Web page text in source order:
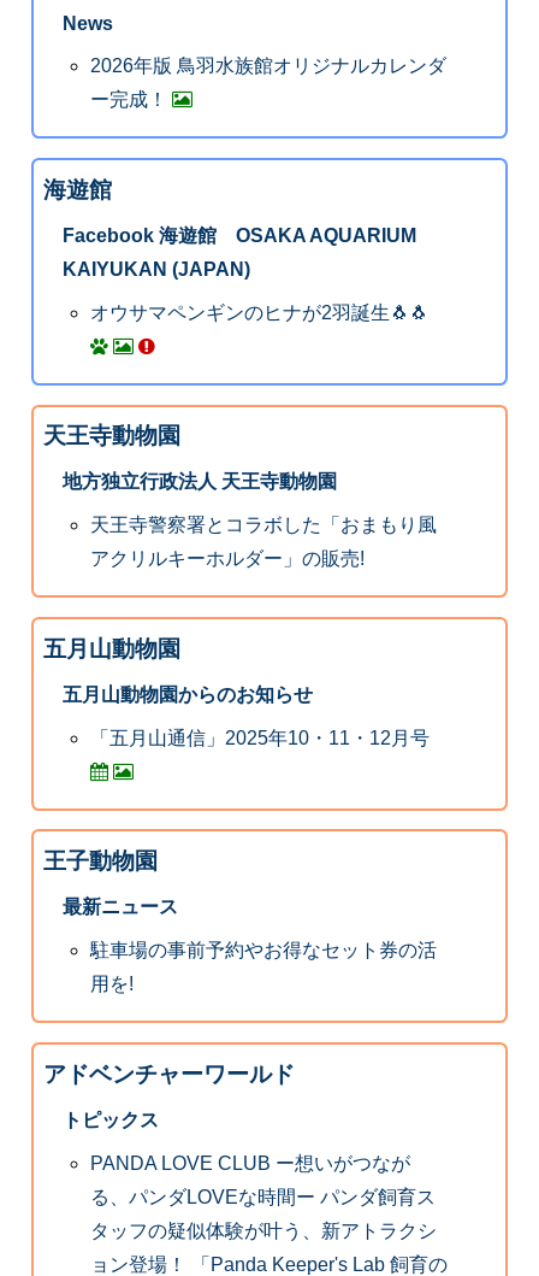
News
2026年版 鳥羽水族館オリジナルカレンダ
ー完成！
海遊館
Facebook 海遊館 OSAKA AQUARIUM
KAIYUKAN (JAPAN)
オウサマペンギンのヒナが2羽誕生🐧🐧
天王寺動物園
地方独立行政法人 天王寺動物園
天王寺警察署とコラボした「おまもり風
アクリルキーホルダー」の販売!
五月山動物園
五月山動物園からのお知らせ
「五月山通信」2025年10・11・12月号
王子動物園
最新ニュース
駐車場の事前予約やお得なセット券の活
用を!
アドベンチャーワールド
トピックス
PANDA LOVE CLUB ー想いがつなが
る、パンダLOVEな時間ー パンダ飼育ス
タッフの疑似体験が叶う、新アトラクシ
ョン登場！ 「Panda Keeper's Lab 飼育の